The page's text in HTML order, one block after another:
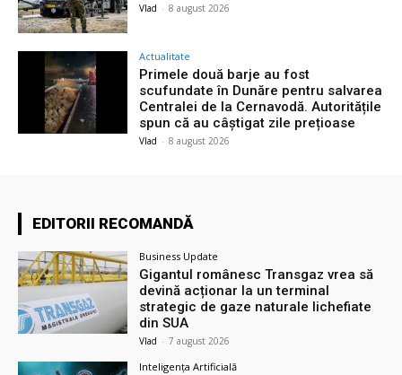
Vlad - 8 august 2026
Actualitate
Primele două barje au fost
scufundate în Dunăre pentru salvarea
Centralei de la Cernavodă. Autoritățile
spun că au câștigat zile prețioase
Vlad - 8 august 2026
EDITORII RECOMANDĂ
Business Update
Gigantul românesc Transgaz vrea să
devină acționar la un terminal
strategic de gaze naturale lichefiate
din SUA
Vlad - 7 august 2026
Inteligența Artificială